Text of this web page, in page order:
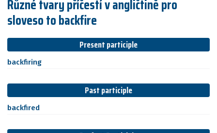
Různé tvary příčestí v angličtině pro
sloveso to backfire
Present participle
backfiring
Past participle
backfired